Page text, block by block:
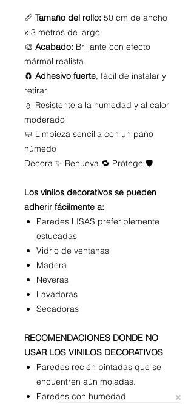
📏 Tamaño del rollo: 50 cm de ancho
x 3 metros de largo
🎨 Acabado: Brillante con efecto
mármol realista
🧲 Adhesivo fuerte, fácil de instalar y
retirar
💧 Resistente a la humedad y al calor
moderado
🧼 Limpieza sencilla con un paño
húmedo
Decora ✨ Renueva 🔁 Protege 🛡️
Los vinilos decorativos se pueden
adherir fácilmente a:
Paredes LISAS preferiblemente
estucadas
Vidrio de ventanas
Madera
Neveras
Lavadoras
Secadoras
RECOMENDACIONES DONDE NO
USAR LOS VINILOS DECORATIVOS
Paredes recién pintadas que se
encuentren aún mojadas.
Paredes con humedad